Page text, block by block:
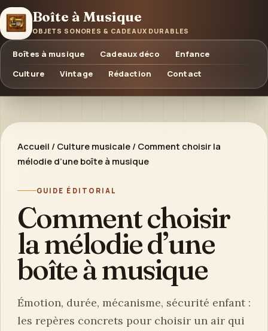
Boîte à Musique
OBJETS SONORES & CADEAUX DURABLES
Boîtes à musique Cadeaux déco
Enfance
Culture
Vintage Rédaction Contact
Accueil / Culture musicale / Comment choisir la
mélodie d’une boîte à musique
GUIDE ÉDITORIAL
Comment choisir
la mélodie d’une
boîte à musique
Émotion, durée, mécanisme, sécurité enfant :
les repères concrets pour choisir un air qui